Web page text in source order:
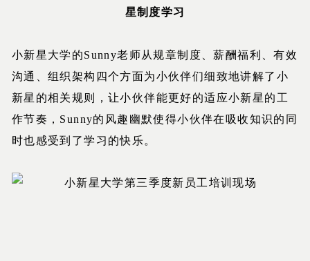
星制度学习
小新星大学的Sunny老师从规章制度、薪酬福利、有效
沟通、组织架构四个方面为小伙伴们细致地讲解了小
新星的相关规则，让小伙伴能更好的适应小新星的工
作节奏，Sunny的风趣幽默使得小伙伴在吸收知识的同
时也感受到了学习的快乐。